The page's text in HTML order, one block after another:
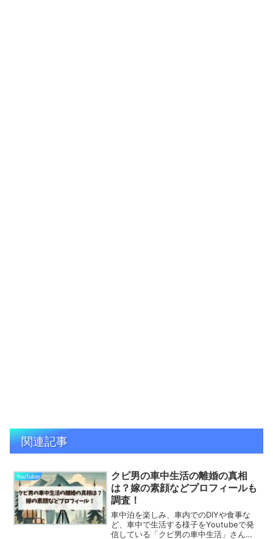
関連記事
YouTuber
クピ男の車中生活の離婚の真相
は？嫁の素顔などプロフィールも
調査！
車中泊を楽しみ、車内でのDIYや食事な
ど、車中で生活する様子をYoutubeで発
信している「クピ男の車中生活」さん。